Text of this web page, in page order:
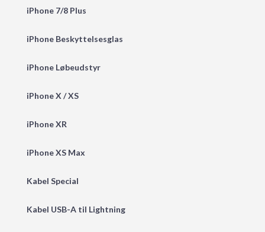
iPhone 7/8 Plus
iPhone Beskyttelsesglas
iPhone Løbeudstyr
iPhone X / XS
iPhone XR
iPhone XS Max
Kabel Special
Kabel USB-A til Lightning